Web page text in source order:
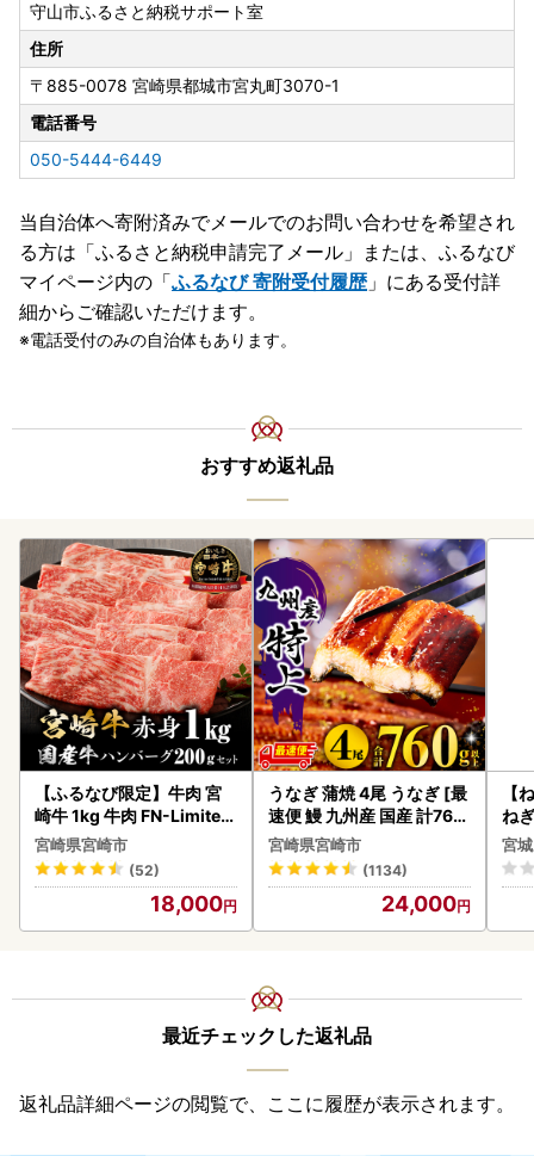
守山市ふるさと納税サポート室
住所
〒885-0078 宮崎県都城市宮丸町3070-1
電話番号
050-5444-6449
当自治体へ寄附済みでメールでのお問い合わせを希望され
る方は「ふるさと納税申請完了メール」 または、ふるなび
マイページ内の「ふるなび 寄附受付履歴」にある受付詳
細からご確認いただけます。
電話受付のみの自治体もあります。
おすすめ返礼品
【ふるなび限定】牛肉 宮
崎牛 1kg 牛肉 FN-Limited
-VO
宮崎県宮崎市
(52)
18,000
うなぎ 蒲焼 4尾 うなぎ [最
速便 鰻 九州産 国産 計760
g以上]
宮崎県宮崎市
(1134)
24,000
【
ね
宮
最近チェックした返礼品
返礼品詳細ページの閲覧で、ここに履歴が表示されます。